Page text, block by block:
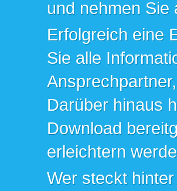
und nehmen Sie
Erfolgreich eine
Sie alle
Darüber hinaus
Download
erleichtern
Wer steckt